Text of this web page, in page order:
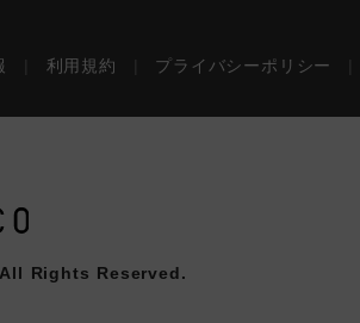
利用規約 プライバシーポリシー
All Rights Reserved.